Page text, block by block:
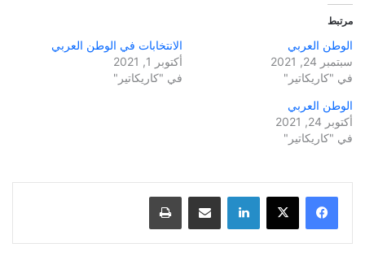
مرتبط
الوطن العربي
سبتمبر 24, 2021
في "كاريكاتير"
الانتخابات في الوطن العربي
أكتوبر 1, 2021
في "كاريكاتير"
الوطن العربي
أكتوبر 24, 2021
في "كاريكاتير"
لينكدإن مشاركة عبر البريد طباعة